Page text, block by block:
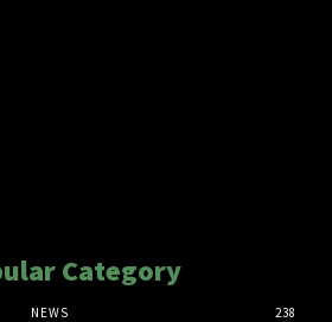
Category
NEWS
238